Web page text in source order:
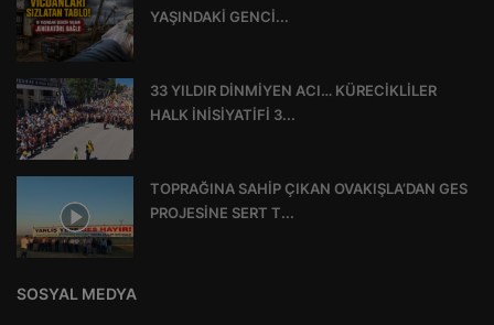
YAŞINDAKİ GENCİ...
33 YILDIR DİNMİYEN ACI… KÜRECİKLİLER
HALK İNİSİYATİFİ 3...
TOPRAĞINA SAHİP ÇIKAN OVAKIŞLA’DAN GES
PROJESİNE SERT T...
SOSYAL MEDYA